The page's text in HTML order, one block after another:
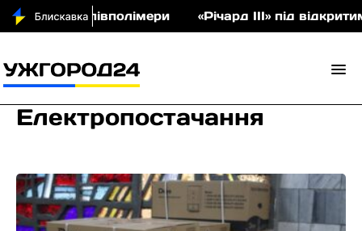
співполімери «Річард ІІІ» під відкритим
Електропостачання